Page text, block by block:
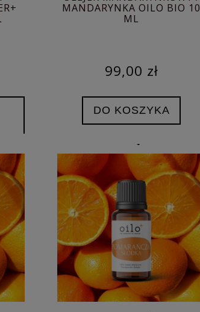
MANDARYNKA OILO BIO 10
ML
99,00 zł
DO KOSZYKA